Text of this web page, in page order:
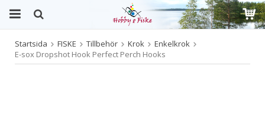
Produkten har blivit tillagd i varukorgen
Startsida FISKE Tillbehör Krok
Enkelkrok
E-sox Dropshot Hook Perfect Perch Hooks